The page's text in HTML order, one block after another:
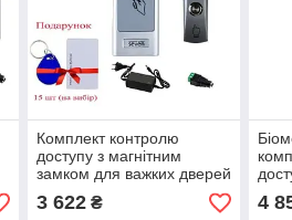
Комплект контролю
доступу з магнітним
замком для важких дверей
SEVEN LOCK KA-7802
(Україна)
3 622₴ 4